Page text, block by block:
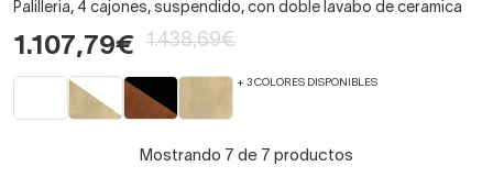
Palilleria, 4 cajones, suspendido, con doble lavabo de ceramica
1.107,79€ 1.438,69€
+ 3 COLORES DISPONIBLES
Mostrando 7 de 7 productos